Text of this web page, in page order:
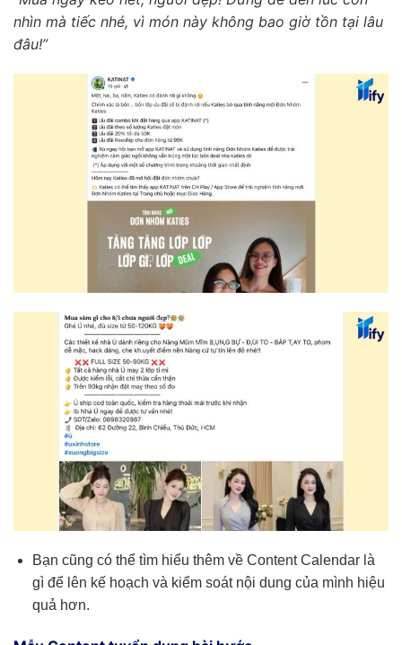
nhìn mà tiếc nhé, vì món này không bao giờ tồn tại lâu
đâu!”
Bạn cũng có thể tìm hiểu thêm về Content Calendar là
gì để lên kế hoạch và kiểm soát nội dung của mình hiệu
quả hơn.